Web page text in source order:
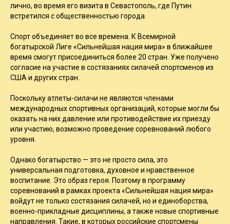
лично, во время его визита в Севастополь, где Путин
встретился с общественностью города.
Спорт объединяет во все времена. К Всемирной
богатырской Лиге «Сильнейшая нация мира» в ближайшее
время смогут присоединиться более 20 стран. Уже получено
согласие на участие в состязаниях силачей спортсменов из
СШA и других стран.
Поскольку атлеты-силачи не являются членами
международных спортивных организаций, которые могли бы
оказать на них давление или противодействие их приезду
или участию, возможно проведение соревнований любого
уровня.
Однако богатырство — это не просто сила, это
универсальная подготовка, духовное и нравственное
воспитание. Это образ героя. Поэтому в программу
соревнований в рамках проекта «Сильнейшая нация мира»
войдут не только состязания силачей, но и единоборства,
военно-прикладные дисциплины, а также новые спортивные
направления. Такие, в которых российские спортсмены